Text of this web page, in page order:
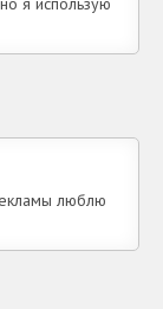
люблю